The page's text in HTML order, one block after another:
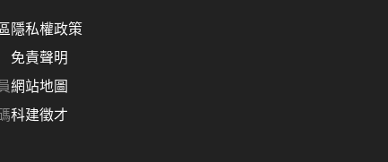
隱私權政策
免責聲明
網站地圖
科建徵才